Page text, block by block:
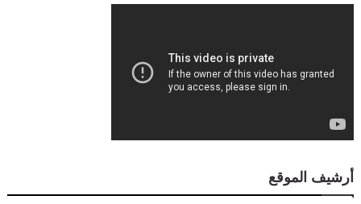
أرشيف الموقع